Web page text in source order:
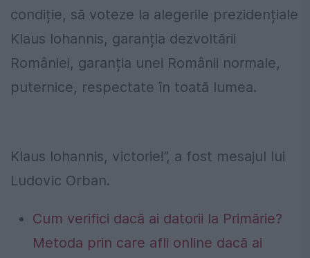
condiție, să voteze la alegerile prezidențiale
Klaus Iohannis, garanția dezvoltării
României, garanția unei Românii normale,
puternice, respectate în toată lumea.
Klaus Iohannis, victorie!”, a fost mesajul lui
Ludovic Orban.
Cum verifici dacă ai datorii la Primărie?
Metoda prin care afli online dacă ai